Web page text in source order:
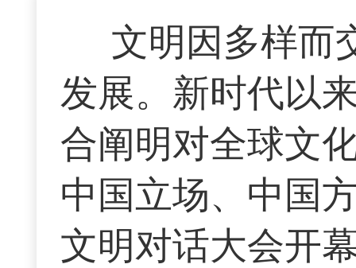
文明因多样而
发展。新时代以
合阐明对全球文
中国立场、中国
文明对话大会开